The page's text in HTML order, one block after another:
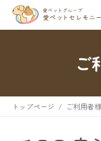
ご
トップページ ご利用者